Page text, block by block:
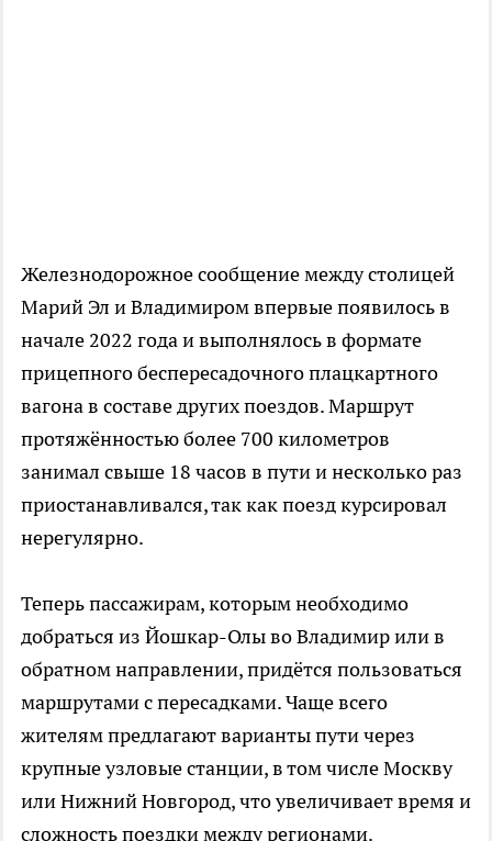
Железнодорожное сообщение между столицей
Марий Эл и Владимиром впервые появилось в
начале 2022 года и выполнялось в формате
прицепного беспересадочного плацкартного
вагона в составе других поездов. Маршрут
протяжённостью более 700 километров
занимал свыше 18 часов в пути и несколько раз
приостанавливался, так как поезд курсировал
нерегулярно.
Теперь пассажирам, которым необходимо
добраться из Йошкар-Олы во Владимир или в
обратном направлении, придётся пользоваться
маршрутами с пересадками. Чаще всего
жителям предлагают варианты пути через
крупные узловые станции, в том числе Москву
или Нижний Новгород, что увеличивает время и
сложность поездки между регионами.